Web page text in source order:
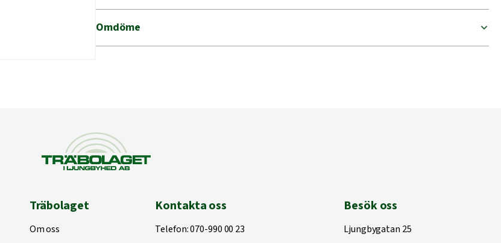
Omdöme
Träbolaget
Om oss
Kontakta oss
Telefon:070-990 00 23
Besök oss
Ljungbygatan 25